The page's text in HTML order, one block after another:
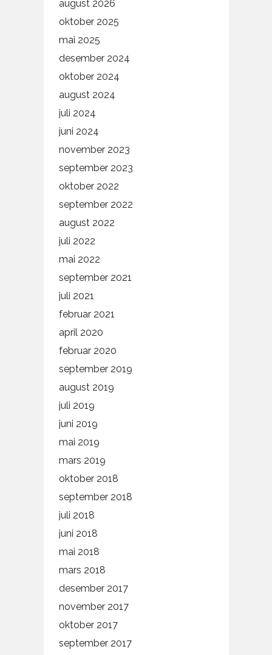
august 2026
oktober 2025
mai 2025
desember 2024
oktober 2024
august 2024
juli 2024
juni 2024
november 2023
september 2023
oktober 2022
september 2022
august 2022
juli 2022
mai 2022
september 2021
juli 2021
februar 2021
april 2020
februar 2020
september 2019
august 2019
juli 2019
juni 2019
mai 2019
mars 2019
oktober 2018
september 2018
juli 2018
juni 2018
mai 2018
mars 2018
desember 2017
november 2017
oktober 2017
september 2017